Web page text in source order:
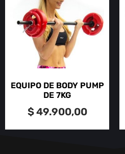
EQUIPO DE BODY PUMP
DE 7KG
$49.900,00